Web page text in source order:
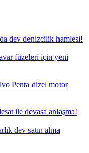
dev denizcilik hamlesi!
füzeleri için yeni
Penta dizel motor
ile devasa anlaşma!
dev satın alma